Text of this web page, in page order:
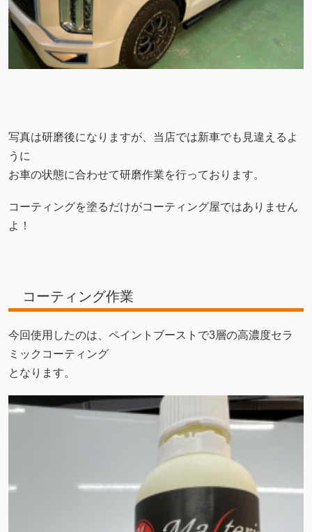
写真は研磨後になりますが、当店では新車でも見違えるよ
うに
お車の状態に合わせて研磨作業を行っております。
コーティングを塗るだけがコーティング屋ではありません
よ！
コーティング作業
今回使用したのは、ペイントブーストで3層の高濃度セラ
ミックコーティング
となります。